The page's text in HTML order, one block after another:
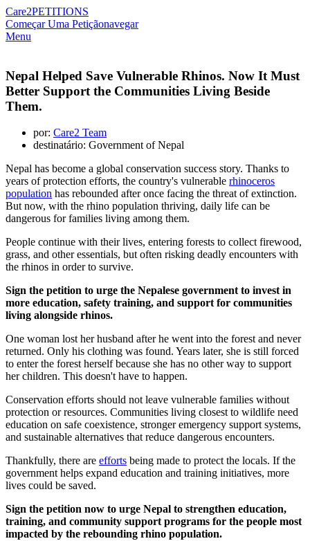
Care2PETITIONS
Começar Uma Petiçãonavegar
Menu
Nepal Helped Save Vulnerable Rhinos. Now It Must
Better Support the Communities Living Beside
Them.
por: Care2 Team
destinatário: Government of Nepal
Nepal has become a global conservation success story. Thanks to
years of protection efforts, the country's vulnerable rhinoceros
population has rebounded after once facing the threat of extinction.
But now, with the rhino population thriving, daily life can be
dangerous for families living among them.
People continue with their lives, entering forests to collect firewood,
grass, and other essentials, but often risking deadly encounters with
the rhinos in order to survive.
Sign the petition to urge the Nepalese government to invest in
more education, safety training, and support for communities
living alongside rhinos.
One woman lost her husband after he went into the forest and never
returned. Only his clothing was found. Years later, she is still forced
to enter the forest herself because she has no other way to support
her children. This doesn't have to happen.
Conservation efforts should not leave vulnerable families without
protection or resources. Communities living closest to wildlife need
education on safe coexistence, stronger emergency support systems,
and sustainable alternatives that reduce dangerous encounters.
Thankfully, there are efforts being made to protect the locals. If the
government helps expand education and training initiatives, more
lives could be saved.
Sign the petition now to urge Nepal to strengthen education,
training, and community support programs for the people most
impacted by the rebounding rhino population.